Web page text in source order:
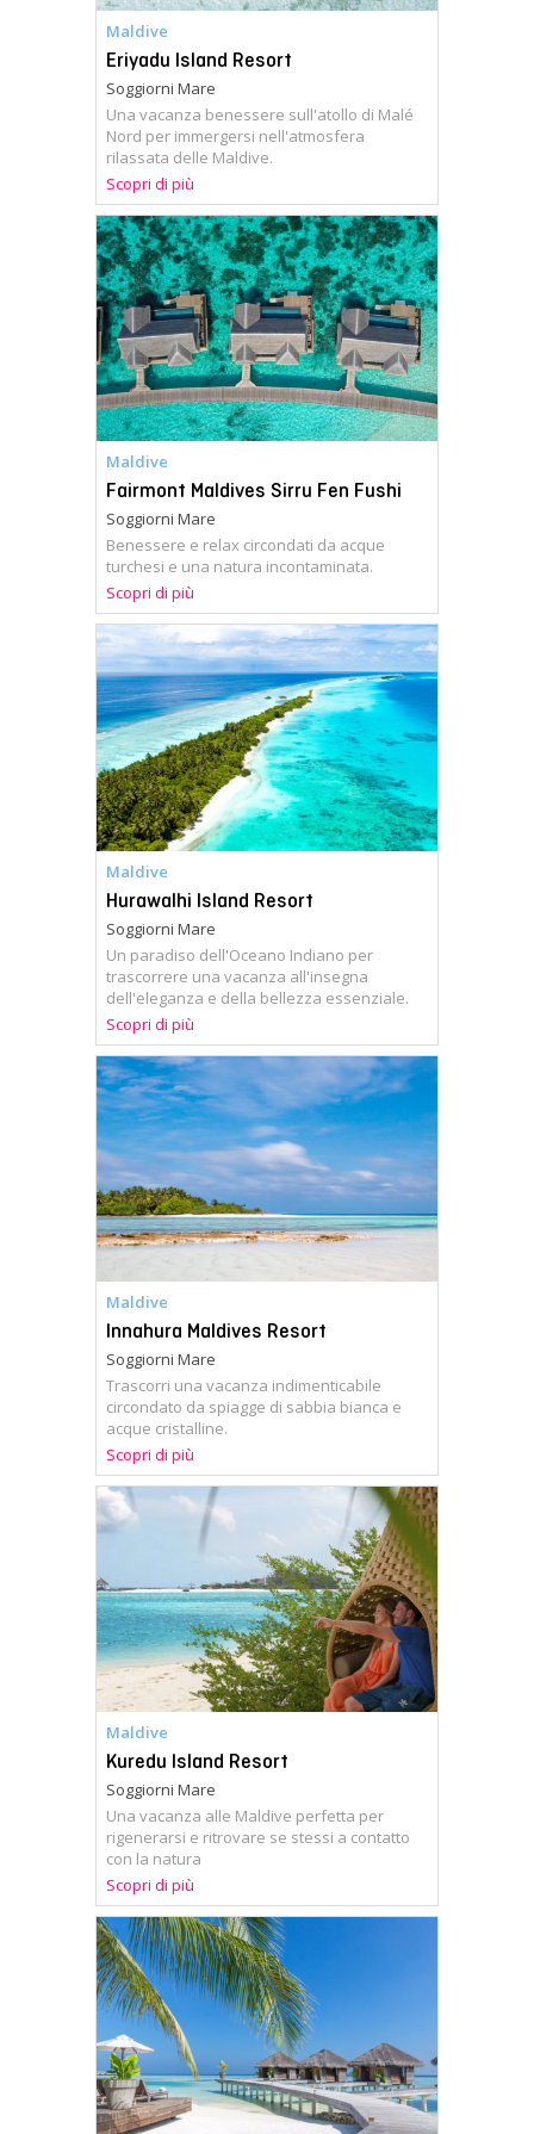
Maldive
Eriyadu Island Resort
Soggiorni Mare
Una vacanza benessere sull'atollo di Malé
Nord per immergersi nell'atmosfera
rilassata delle Maldive.
Scopri di più
Maldive
Fairmont Maldives Sirru Fen Fushi
Soggiorni Mare
Benessere e relax circondati da acque
turchesi e una natura incontaminata.
Scopri di più
Maldive
Hurawalhi Island Resort
Soggiorni Mare
Un paradiso dell'Oceano Indiano per
trascorrere una vacanza all'insegna
dell'eleganza e della bellezza essenziale.
Scopri di più
Maldive
Innahura Maldives Resort
Soggiorni Mare
Trascorri una vacanza indimenticabile
circondato da spiagge di sabbia bianca e
acque cristalline.
Scopri di più
Maldive
Kuredu Island Resort
Soggiorni Mare
Una vacanza alle Maldive perfetta per
rigenerarsi e ritrovare se stessi a contatto
con la natura
Scopri di più